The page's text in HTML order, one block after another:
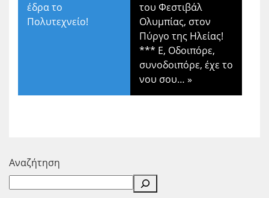
έδρα το
Πολυτεχνείο!
του Φεστιβάλ
Ολυμπίας, στον
Πύργο της Ηλείας!
*** Ε, Οδοιπόρε,
συνοδοιπόρε, έχε το
νου σου… »
Αναζήτηση